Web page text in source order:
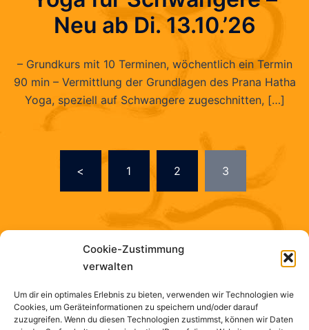
Cookie-Zustimmung
verwalten
Um dir ein optimales Erlebnis zu bieten, verwenden wir Technologien wie
Cookies, um Geräteinformationen zu speichern und/oder darauf
zuzugreifen. Wenn du diesen Technologien zustimmst, können wir Daten
Neu ab Di. 13.10.’26
– Grundkurs mit 10 Terminen, wöchentlich ein Termin
90 min – Vermittlung der Grundlagen des Prana Hatha
Yoga, speziell auf Schwangere zugeschnitten, […]
Seitennummerierung
Beiträge
< 1 2 3
Suchen